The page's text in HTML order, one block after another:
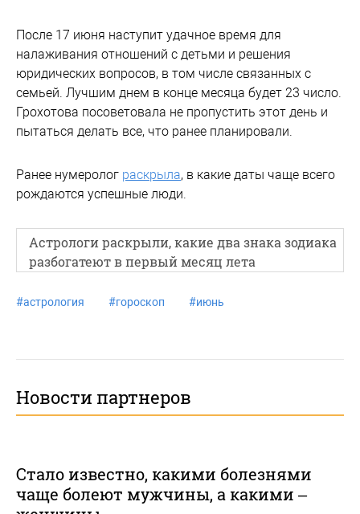
После 17 июня наступит удачное время для
налаживания отношений с детьми и решения
юридических вопросов, в том числе связанных с
семьей. Лучшим днем в конце месяца будет 23 число.
Грохотова посоветовала не пропустить этот день и
пытаться делать все, что ранее планировали.
Ранее нумеролог раскрыла, в какие даты чаще всего
рождаются успешные люди.
Астрологи раскрыли, какие два знака зодиака
разбогатеют в первый месяц лета
#астрология #гороскоп #июнь
Новости партнеров
Стало известно, какими болезнями
чаще болеют мужчины, а какими –